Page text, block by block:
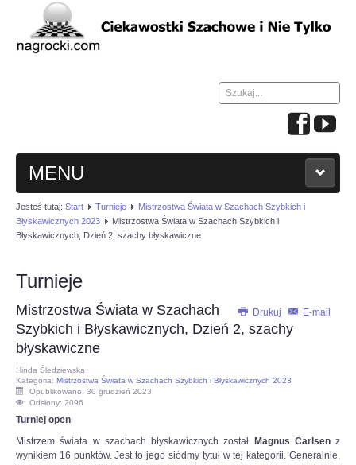
Szukaj...
MENU
HOME
NAUKA GRY W SZACHY
TURNIEJE
OPINIE, KONTROWERSJE
POLITYKA
Jesteś tutaj: Start Turnieje
Mistrzostwa Świata w Szachach Szybkich i
Błyskawicznych 2023
Mistrzostwa Świata w Szachach Szybkich i
Błyskawicznych, Dzień 2, szachy błyskawiczne
Turnieje
Drukuj E-mail
Mistrzostwa Świata w Szachach
Szybkich i Błyskawicznych, Dzień 2, szachy
błyskawiczne
Hinda Śledziewska
Kategoria: Mistrzostwa Świata w Szachach Szybkich i Błyskawicznych 2023
Opublikowano: 30 grudzień 2023
Odsłony: 2096
Turniej open
Mistrzem świata w szachach błyskawicznych został
Magnus Carlsenz
wynikiem 16 punktów. Jest to jego siódmy tytuł w tej kategorii. Generalnie,